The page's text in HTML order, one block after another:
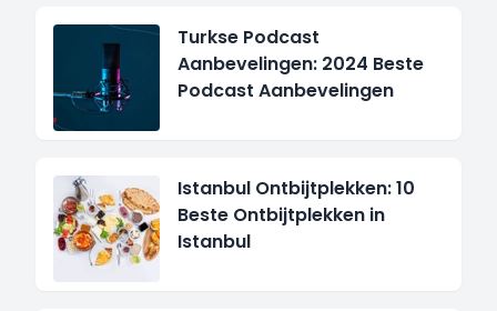
Turkse Podcast
Aanbevelingen: 2024 Beste
Podcast Aanbevelingen
Istanbul Ontbijtplekken: 10
Beste Ontbijtplekken in
Istanbul